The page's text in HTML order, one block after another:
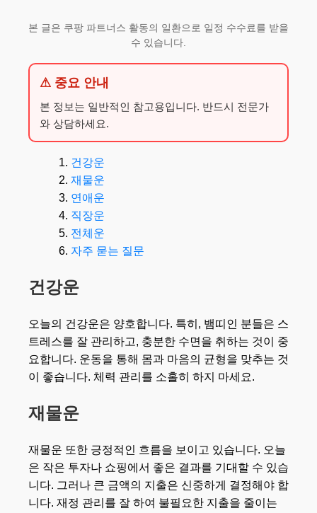
본 글은 쿠팡 파트너스 활동의 일환으로 일정 수수료를 받을
수 있습니다.
⚠ 중요 안내
본 정보는 일반적인 참고용입니다. 반드시 전문가
와 상담하세요.
건강운
재물운
연애운
직장운
전체운
자주 묻는 질문
건강운
오늘의 건강운은 양호합니다. 특히, 뱀띠인 분들은 스
트레스를 잘 관리하고, 충분한 수면을 취하는 것이 중
요합니다. 운동을 통해 몸과 마음의 균형을 맞추는 것
이 좋습니다. 체력 관리를 소홀히 하지 마세요.
재물운
재물운 또한 긍정적인 흐름을 보이고 있습니다. 오늘
은 작은 투자나 쇼핑에서 좋은 결과를 기대할 수 있습
니다. 그러나 큰 금액의 지출은 신중하게 결정해야 합
니다. 재정 관리를 잘 하여 불필요한 지출을 줄이는